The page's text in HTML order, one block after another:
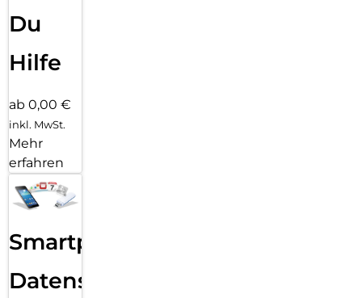
Du
Hilfe
ab 0,00 €
inkl. MwSt.
Mehr
erfahren
Smartphone
Datensicherung